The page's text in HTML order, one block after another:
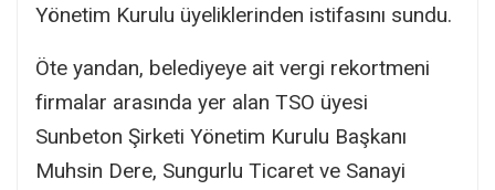
Yönetim Kurulu üyeliklerinden istifasını sundu.
Öte yandan, belediyeye ait vergi rekortmeni
firmalar arasında yer alan TSO üyesi
Sunbeton Şirketi Yönetim Kurulu Başkanı
Muhsin Dere, Sungurlu Ticaret ve Sanayi